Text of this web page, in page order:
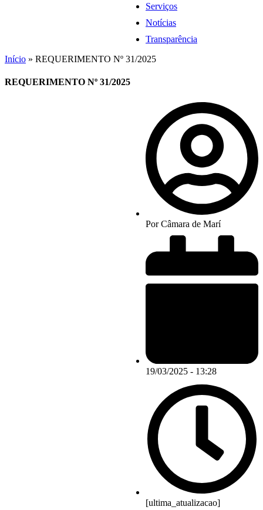
Serviços
Notícias
Transparência
Início » REQUERIMENTO Nº 31/2025
REQUERIMENTO Nº 31/2025
PorCâmara de Marí
19/03/2025 - 13:28
[ultima_atualizacao]